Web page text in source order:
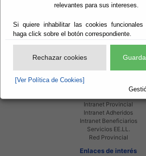
relevantes para sus intereses.
Si quiere inhabilitar las cookies funcionales
haga click sobre el botón correspondiente.
Rechazar cookies
[Ver Política de Cookies]
Intranet Provincial
Intranet Adheridos
Intranet Beneficiarios
Servicios EE.LL.
Red Provincial
Enlaces de interés